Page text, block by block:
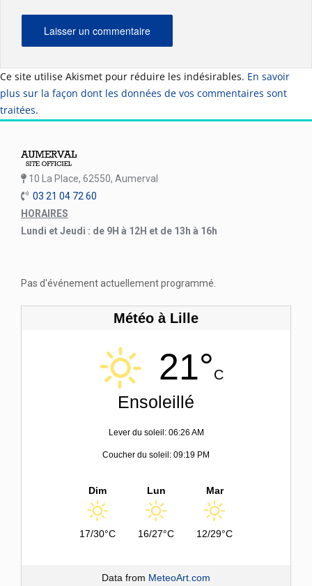
Ce site utilise Akismet pour réduire les indésirables. En savoir
plus sur la façon dont les données de vos commentaires sont
traitées.
10 La Place, 62550, Aumerval
03 21 04 72 60
HORAIRES
Lundi et Jeudi : de 9H à 12H et de 13h à 16h
Pas d'événement actuellement programmé.
Météo à Lille
21°C
Ensoleillé
Lever du soleil: 06:26 AM
Coucher du soleil: 09:19 PM
Dim
17/30°C
Lun
16/27°C
Mar
12/29°C
Data from MeteoArt.com